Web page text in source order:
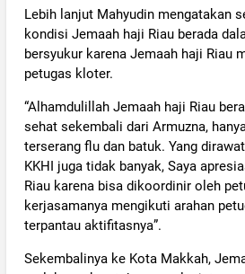
Lebih lanjut Mahyudin mengatakan
kondisi Jemaah haji Riau berada
bersyukur karena Jemaah haji Riau
petugas kloter.
“Alhamdulillah Jemaah haji Riau
sehat sekembali dari Armuzna,
terserang flu dan batuk. Yang
KKHI juga tidak banyak, Saya
Riau karena bisa dikoordinir oleh
kerjasamanya mengikuti arahan
terpantau aktifitasnya”.
Sekembalinya ke Kota Makkah,